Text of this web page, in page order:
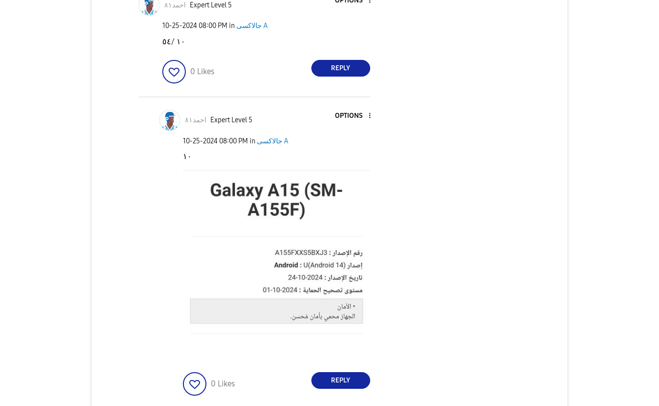
احمد٨١ Expert Level 5
‎10-25-2024 08:00 PM in جالاكسى A
١٠ /٥٤
0 Likes REPLY
احمد٨١ Expert Level 5
OPTIONS
‎10-25-2024 08:00 PM in جالاكسى A
١٠
0 Likes REPLY